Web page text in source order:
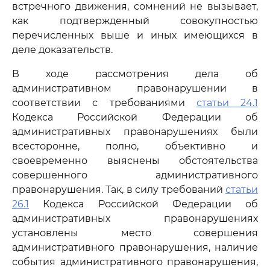
встречного движения, сомнений не вызывает,
как подтвержденный совокупностью
перечисленных выше и иных имеющихся в
деле доказательств.
В ходе рассмотрения дела об
административном правонарушении в
соответствии с требованиями статьи 24.1
Кодекса Российской Федерации об
административных правонарушениях были
всесторонне, полно, объективно и
своевременно выяснены обстоятельства
совершенного административного
правонарушения. Так, в силу требований статьи
26.1
Кодекса Российской Федерации об
административных правонарушениях
установлены место совершения
административного правонарушения, наличие
события административного правонарушения,